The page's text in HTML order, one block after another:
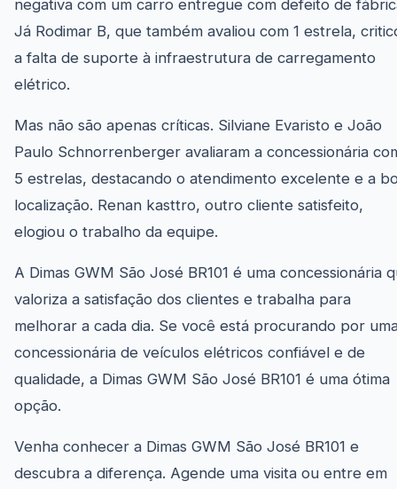
negativa com um carro entregue com defeito de
Já Rodimar B, que também avaliou com 1 estrela,
a falta de suporte à infraestrutura de carregamento
elétrico.
Mas não são apenas críticas. Silviane Evaristo e João
Paulo Schnorrenberger avaliaram a concessionária
5 estrelas, destacando o atendimento excelente e a
localização. Renan kasttro, outro cliente satisfeito,
elogiou o trabalho da equipe.
A Dimas GWM São José BR101 é uma concessionária
valoriza a satisfação dos clientes e trabalha para
melhorar a cada dia. Se você está procurando por
concessionária de veículos elétricos confiável e de
qualidade, a Dimas GWM São José BR101 é uma ótima
opção.
Venha conhecer a Dimas GWM São José BR101 e
descubra a diferença. Agende uma visita ou entre em